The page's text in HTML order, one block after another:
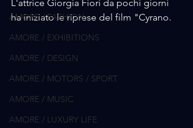
AMORE / FASHION
AMORE / EXHIBITIONS
AMORE / DESIGN
AMORE / MOTORS / SPORT
AMORE / MUSIC
AMORE / LUXURY LIFE
L'attrice Giorgia Fiori da pochi giorni
ha iniziato le riprese del film "Cyrano.